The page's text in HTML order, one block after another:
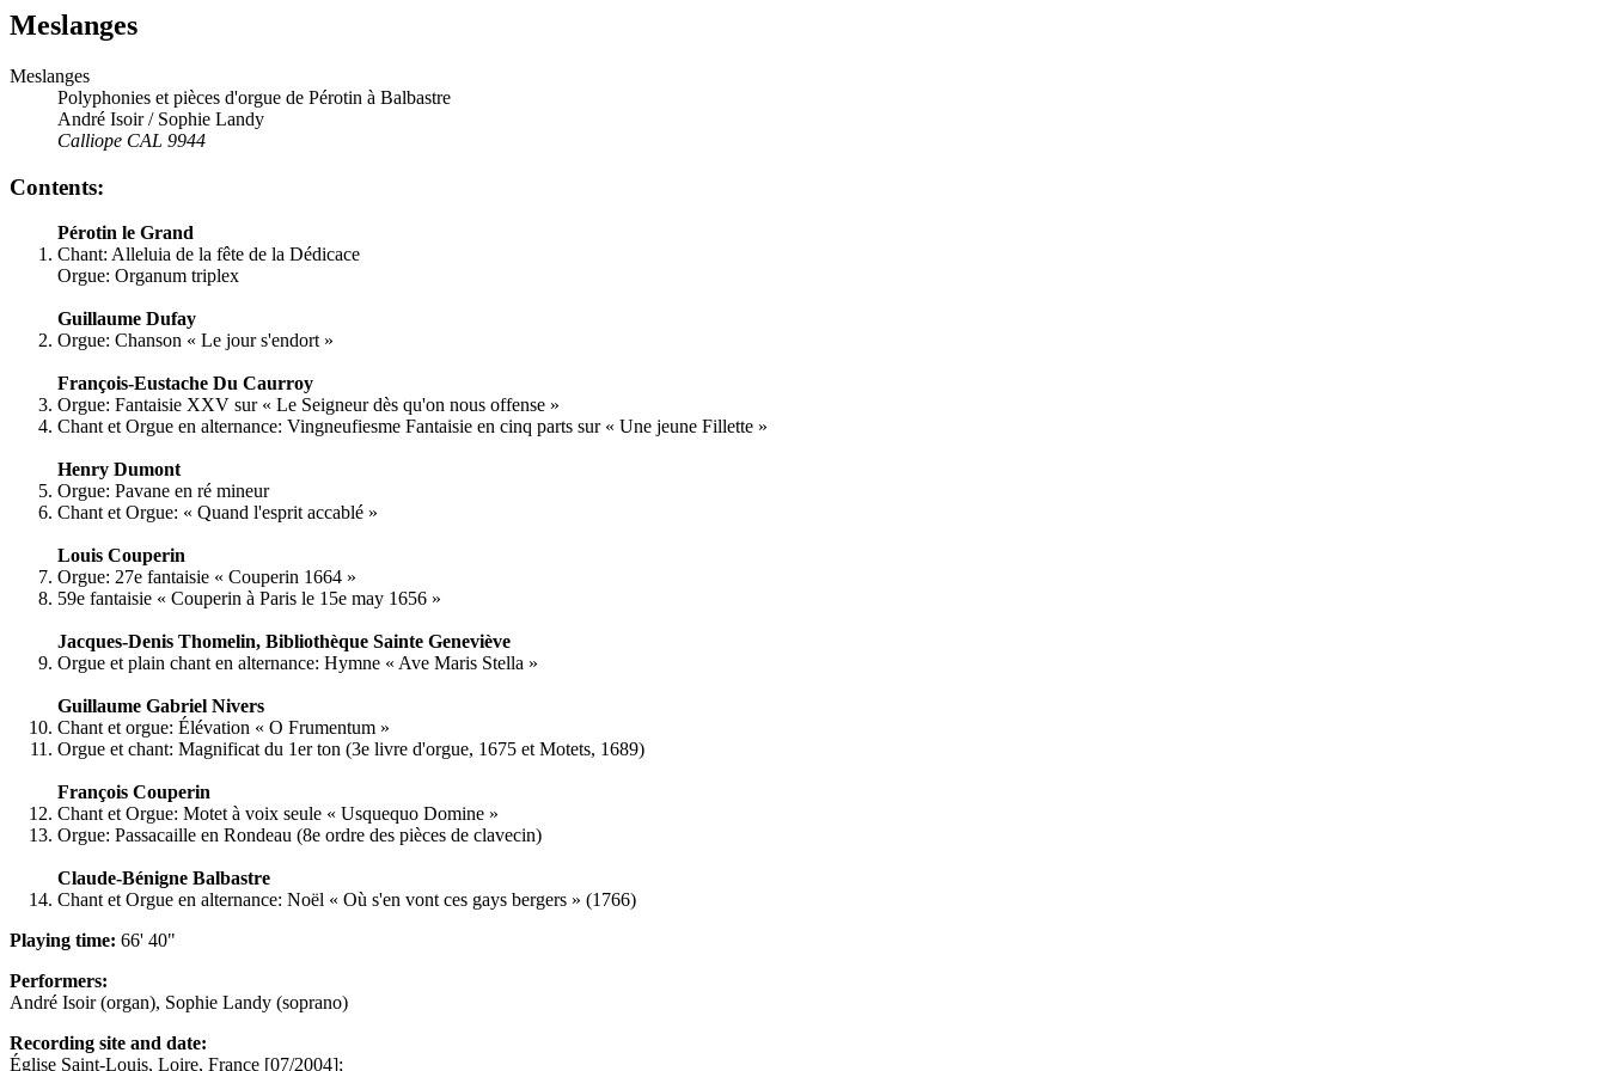
Meslanges
Meslanges
Polyphonies et pièces d'orgue de Pérotin à Balbastre
André Isoir / Sophie Landy
Calliope CAL 9944
Contents:
Pérotin le Grand
Chant: Alleluia de la fête de la Dédicace
Orgue: Organum triplex
Guillaume Dufay
Orgue: Chanson « Le jour s'endort »
François-Eustache Du Caurroy
Orgue: Fantaisie XXV sur « Le Seigneur dès qu'on nous offense »
Chant et Orgue en alternance: Vingneufiesme Fantaisie en cinq parts sur « Une jeune Fillette »
Henry Dumont
Orgue: Pavane en ré mineur
Chant et Orgue: « Quand l'esprit accablé »
Louis Couperin
Orgue: 27e fantaisie « Couperin 1664 »
59e fantaisie « Couperin à Paris le 15e may 1656 »
Jacques-Denis Thomelin, Bibliothèque Sainte Geneviève
Orgue et plain chant en alternance: Hymne « Ave Maris Stella »
Guillaume Gabriel Nivers
Chant et orgue: Élévation « O Frumentum »
Orgue et chant: Magnificat du 1er ton (3e livre d'orgue, 1675 et Motets, 1689)
François Couperin
Chant et Orgue: Motet à voix seule « Usquequo Domine »
Orgue: Passacaille en Rondeau (8e ordre des pièces de clavecin)
Claude-Bénigne Balbastre
Chant et Orgue en alternance: Noël « Où s'en vont ces gays bergers » (1766)
Playing time: 66' 40"
Performers:
André Isoir (organ), Sophie Landy (soprano)
Recording site and date:
Église Saint-Louis, Loire, France [07/2004];